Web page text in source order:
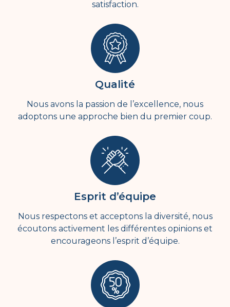
satisfaction.
Qualité
Nous avons la passion de l’excellence, nous
adoptons une approche bien du premier coup.
Esprit d’équipe
Nous respectons et acceptons la diversité, nous
écoutons activement les différentes opinions et
encourageons l’esprit d’équipe.